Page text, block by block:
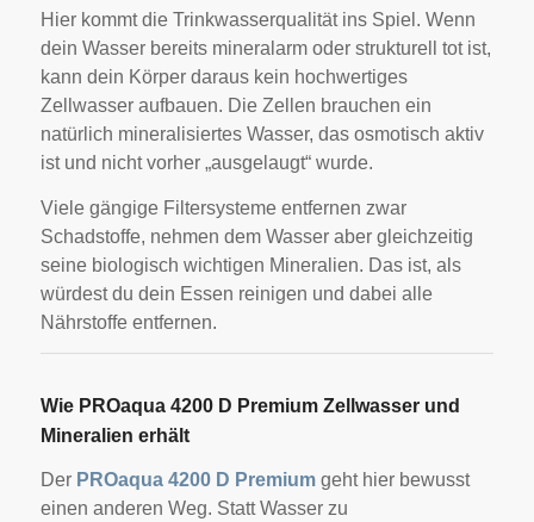
Hier kommt die Trinkwasserqualität ins Spiel. Wenn
dein Wasser bereits mineralarm oder strukturell tot ist,
kann dein Körper daraus kein hochwertiges
Zellwasser aufbauen. Die Zellen brauchen ein
natürlich mineralisiertes Wasser, das osmotisch aktiv
ist und nicht vorher „ausgelaugt“ wurde.
Viele gängige Filtersysteme entfernen zwar
Schadstoffe, nehmen dem Wasser aber gleichzeitig
seine biologisch wichtigen Mineralien. Das ist, als
würdest du dein Essen reinigen und dabei alle
Nährstoffe entfernen.
Wie PROaqua 4200 D Premium Zellwasser und
Mineralien erhält
Der PROaqua 4200 D Premiumgeht hier bewusst
einen anderen Weg. Statt Wasser zu